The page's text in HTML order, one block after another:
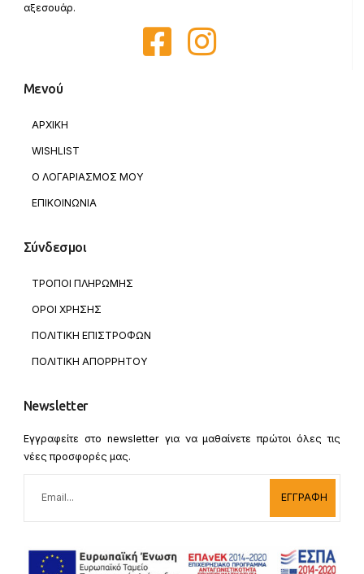
αξεσουάρ.
Μενού
ΑΡΧΙΚΗ
WISHLIST
Ο ΛΟΓΑΡΙΑΣΜΟΣ ΜΟΥ
ΕΠΙΚΟΙΝΩΝΙΑ
Σύνδεσμοι
ΤΡΟΠΟΙ ΠΛΗΡΩΜΗΣ
ΟΡΟΙ ΧΡΗΣΗΣ
ΠΟΛΙΤΙΚΗ ΕΠΙΣΤΡΟΦΩΝ
ΠΟΛΙΤΙΚΗ ΑΠΟΡΡΗΤΟΥ
Newsletter
Εγγραφείτε στο newsletter για να μαθαίνετε πρώτοι όλες τις
νέες προσφορές μας.
ΕΓΓΡΑΦΗ